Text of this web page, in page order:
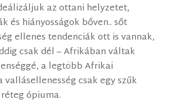
az ottani helyzetet,
és hiányosságok bőven.. sőt
ellenes tendenciák ott is vannak,
csak dél – Afrikában váltak
a legtöbb Afrikai
vallásellenesség csak egy szűk
ópiuma.